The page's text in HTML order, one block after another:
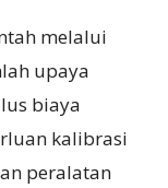
melalui
upaya
biaya
kalibrasi
peralatan